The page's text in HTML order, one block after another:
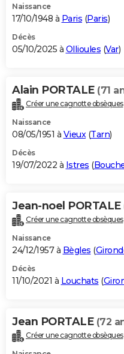
GUIDES D'ACHAT
BONS PLANS
Carte de Noël
Carte Bonne année
Carte Saint-Valentin
Carte Pâques
Carte d'anniversaire
DICTIONNAIRE
Dictionnaire
Biographies
Citations
Expressions
Proverbes
PROGRAMME TV
S'inscrire
Se connecter
Lycées
Collèges
Primaires
Universités
Entreprises
Service militaire
Avis de recherche
AVIS DE DÉCÈS
Bricolage
Lifestyle
Culture
Sport
Auto
Television
Voyage
Cinema
Naissance
17/10/1948 à Paris (Paris)
Décès
05/10/2025 à Ollioules (Var)
Alain PORTALE (71
Créer une cagnotte obsèques
Naissance
08/05/1951 à Vieux(Tarn)
Décès
19/07/2022 à Istres (
Jean-noel PORTALE
Créer une cagnotte obsèques
Naissance
24/12/1957 à Bègles (
Décès
11/10/2021 à Louchats (
Jean PORTALE (72
Créer une cagnotte obsèques